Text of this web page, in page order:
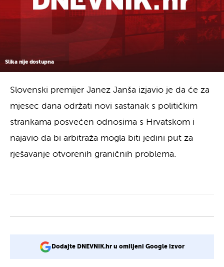
Slika nije dostupna
Slovenski premijer Janez Janša izjavio je da će za
mjesec dana održati novi sastanak s političkim
strankama posvećen odnosima s Hrvatskom i
najavio da bi arbitraža mogla biti jedini put za
rješavanje otvorenih graničnih problema.
Dodajte DNEVNIK.hr u omiljeni Google izvor